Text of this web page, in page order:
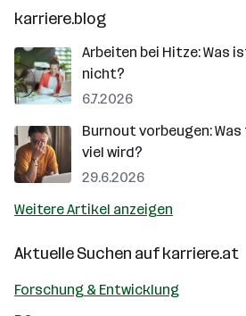
karriere.blog
Arbeiten bei Hitze: Was
nicht?
6.7.2026
Burnout vorbeugen: Was
viel wird?
29.6.2026
Weitere Artikel anzeigen
Aktuelle Suchen aufkarriere.at
Forschung & Entwicklung